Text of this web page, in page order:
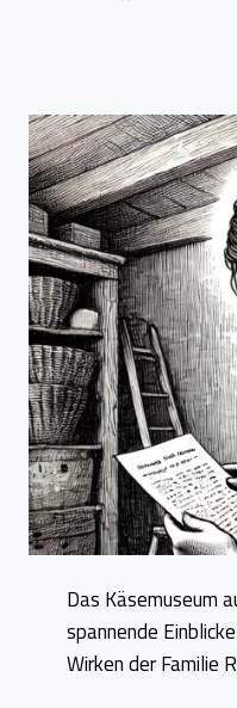
Das Käsemuseum
spannende
Wirken der Familie